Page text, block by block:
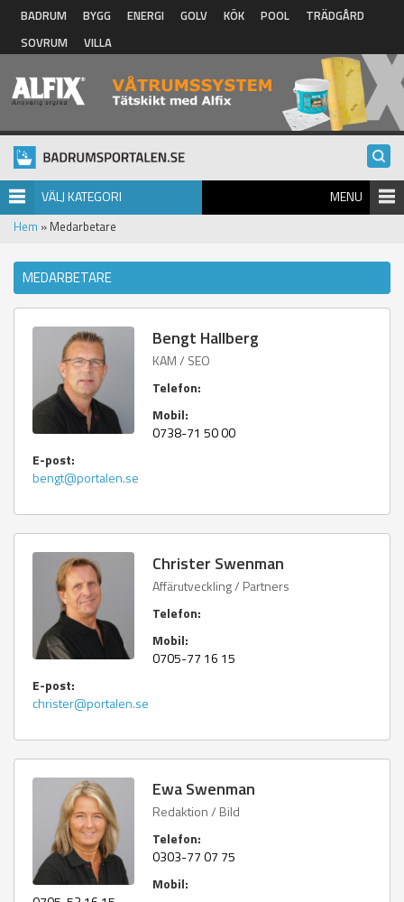
Hoppa till huvudinnehåll
BADRUM BYGG ENERGI GOLV KÖK POOL
TRÄDGÅRD
SOVRUM
VILLA
VÄLJ KATEGORI MENU
Hem » Medarbetare
MEDARBETARE
Bengt Hallberg
KAM / SEO
Telefon:
Mobil:
0738-71 50 00
E-post:
bengt@portalen.se
Christer Swenman
Affärutveckling / Partners
Telefon:
Mobil:
0705-77 16 15
E-post:
christer@portalen.se
Ewa Swenman
Redaktion / Bild
Telefon:
0303-77 07 75
Mobil: